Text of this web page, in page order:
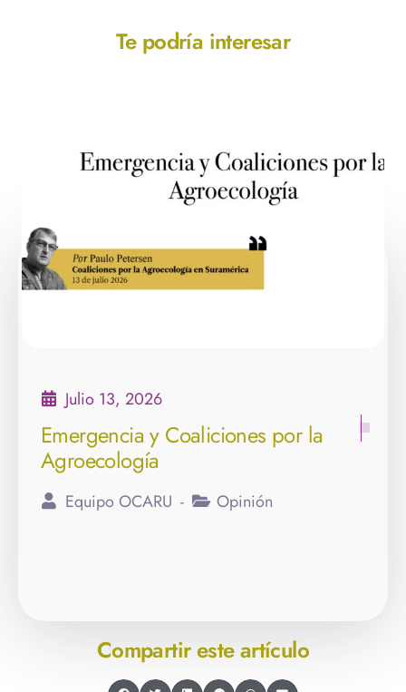
Te podría interesar
Julio 13, 2026
Emergencia y Coaliciones por la
Agroecología
Equipo OCARU Opinión
Compartir este artículo